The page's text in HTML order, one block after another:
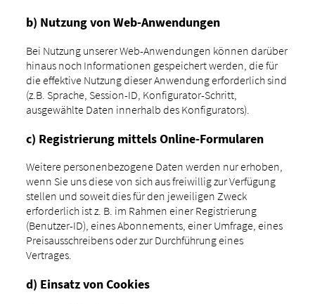
b) Nutzung von Web-Anwendungen
Bei Nutzung unserer Web-Anwendungen können darüber
hinaus noch Informationen gespeichert werden, die für
die effektive Nutzung dieser Anwendung erforderlich sind
(z.B. Sprache, Session-ID, Konfigurator-Schritt,
ausgewählte Daten innerhalb des Konfigurators).
c) Registrierung mittels Online-Formularen
Weitere personenbezogene Daten werden nur erhoben,
wenn Sie uns diese von sich aus freiwillig zur Verfügung
stellen und soweit dies für den jeweiligen Zweck
erforderlich ist z. B. im Rahmen einer Registrierung
(Benutzer-ID), eines Abonnements, einer Umfrage, eines
Preisausschreibens oder zur Durchführung eines
Vertrages.
d) Einsatz von Cookies